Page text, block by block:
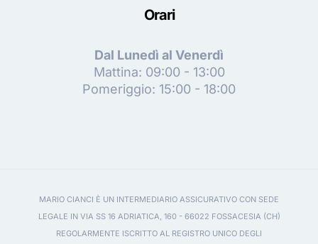
Orari
Dal Lunedì al Venerdì
Mattina: 09:00 - 13:00
Pomeriggio: 15:00 - 18:00
MARIO CIANCI È UN INTERMEDIARIO ASSICURATIVO CON SEDE
LEGALE IN VIA SS 16 ADRIATICA, 160 - 66022 FOSSACESIA (CH)
REGOLARMENTE ISCRITTO AL REGISTRO UNICO DEGLI